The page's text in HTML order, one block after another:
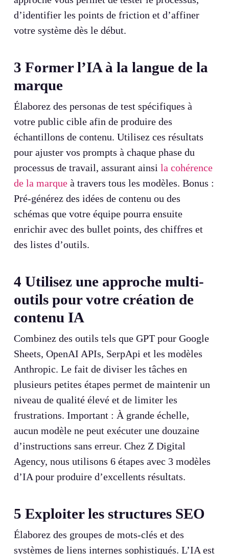
d’identifier les points de friction et d’affiner
votre système dès le début.
3 Former l’IA à la langue de la
marque
Élaborez des personas de test spécifiques à
votre public cible afin de produire des
échantillons de contenu. Utilisez ces résultats
pour ajuster vos prompts à chaque phase du
processus de travail, assurant ainsi la cohérence
de la marqueà travers tous les modèles. Bonus :
Pré-générez des idées de contenu ou des
schémas que votre équipe pourra ensuite
enrichir avec des bullet points, des chiffres et
des listes d’outils.
4 Utilisez une approche multi-
outils pour votre création de
contenu IA
Combinez des outils tels que GPT pour Google
Sheets, OpenAI APIs, SerpApi et les modèles
Anthropic. Le fait de diviser les tâches en
plusieurs petites étapes permet de maintenir un
niveau de qualité élevé et de limiter les
frustrations. Important : À grande échelle,
aucun modèle ne peut exécuter une douzaine
d’instructions sans erreur. Chez Z Digital
Agency, nous utilisons 6 étapes avec 3 modèles
d’IA pour produire d’excellents résultats.
5 Exploiter les structures SEO
Élaborez des groupes de mots-clés et des
systèmes de liens internes sophistiqués. L’IA est